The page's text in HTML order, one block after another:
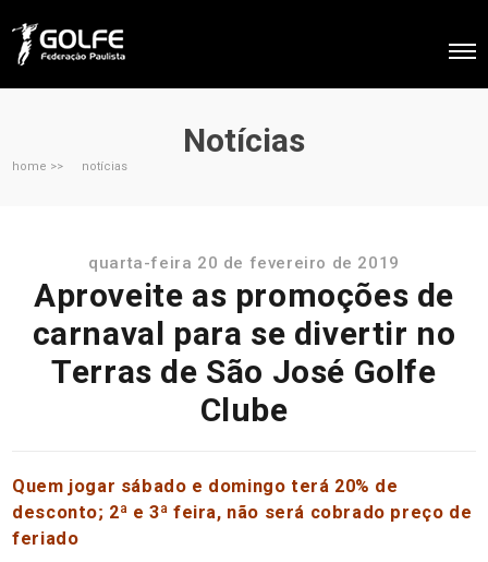
Notícias
home >> notícias
quarta-feira 20 de fevereiro de 2019
Aproveite as promoções de
carnaval para se divertir no
Terras de São José Golfe
Clube
Quem jogar sábado e domingo terá 20% de
desconto; 2ª e 3ª feira, não será cobrado preço de
feriado